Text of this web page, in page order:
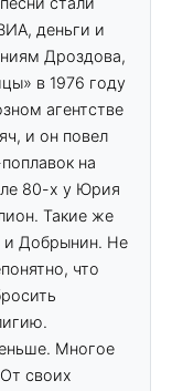
деньги и
Дроздова,
в 1976 году
агентстве
и он повел
на
80-х у Юрия
Такие же
и Добрынин. Не
что
Многое
своих